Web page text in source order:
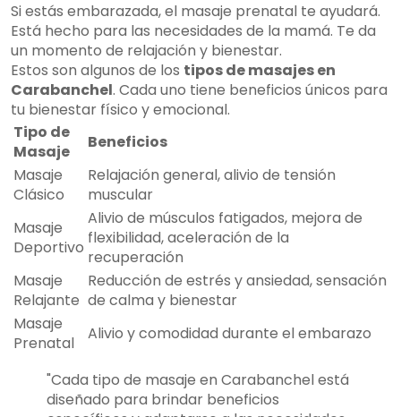
Si estás embarazada, el masaje prenatal te ayudará.
Está hecho para las necesidades de la mamá. Te da
un momento de relajación y bienestar.
Estos son algunos de los tipos de masajes en
Carabanchel. Cada uno tiene beneficios únicos para
tu bienestar físico y emocional.
Tipo de
Masaje
Beneficios
Masaje
Clásico
Relajación general, alivio de tensión
muscular
Masaje
Deportivo
Alivio de músculos fatigados, mejora de
flexibilidad, aceleración de la
recuperación
Masaje
Relajante
Reducción de estrés y ansiedad, sensación
de calma y bienestar
Masaje
Prenatal
Alivio y comodidad durante el embarazo
"Cada tipo de masaje en Carabanchel está
diseñado para brindar beneficios